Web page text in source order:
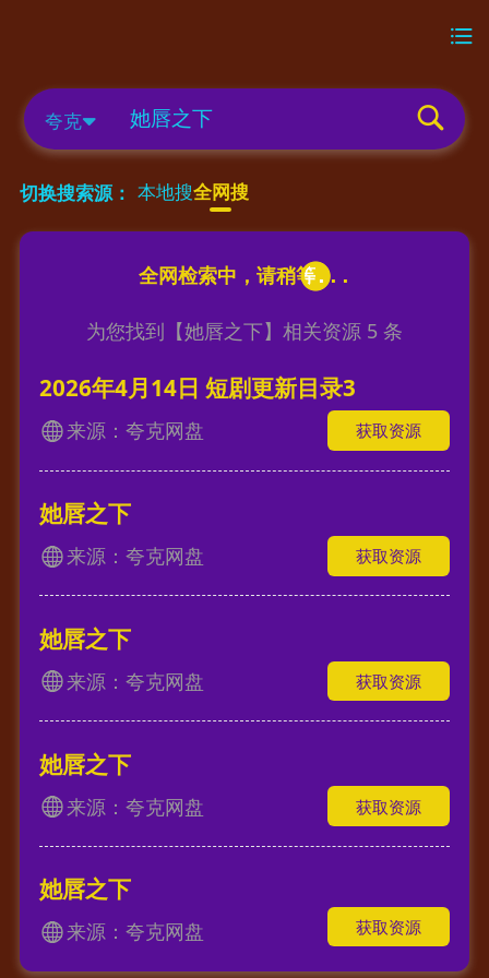
夸克
切换搜索源： 本地搜全网搜
为您找到【她唇之下】相关资源 5 条
2026年4月14日 短剧更新目录3
来源：夸克网盘 获取资源
她唇之下
来源：夸克网盘 获取资源
她唇之下
来源：夸克网盘 获取资源
她唇之下
来源：夸克网盘 获取资源
她唇之下
来源：夸克网盘 获取资源